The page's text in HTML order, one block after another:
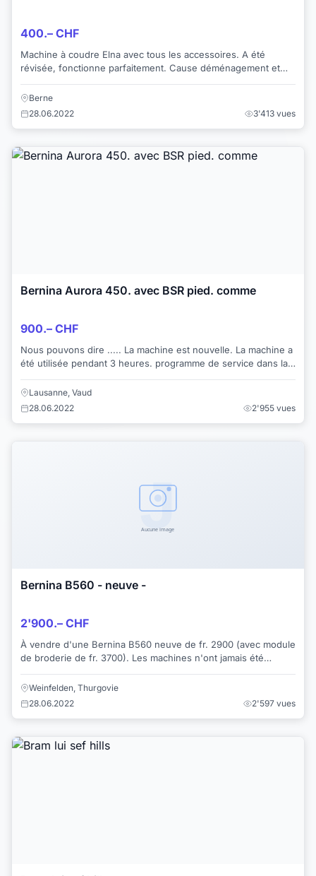
400.– CHF
Machine à coudre Elna avec tous les accessoires. A été
révisée, fonctionne parfaitement. Cause déménagement et
Berne
28.06.2022
3'413 vues
Bernina Aurora 450. avec BSR pied. comme
900.– CHF
Nous pouvons dire ..... La machine est nouvelle. La machine a
été utilisée pendant 3 heures. programme de service dans la
Lausanne, Vaud
28.06.2022
2'955 vues
Bernina B560 - neuve -
2'900.– CHF
À vendre d'une Bernina B560 neuve de fr. 2900 (avec module
de broderie de fr. 3700). Les machines n'ont jamais été
Weinfelden, Thurgovie
28.06.2022
2'597 vues